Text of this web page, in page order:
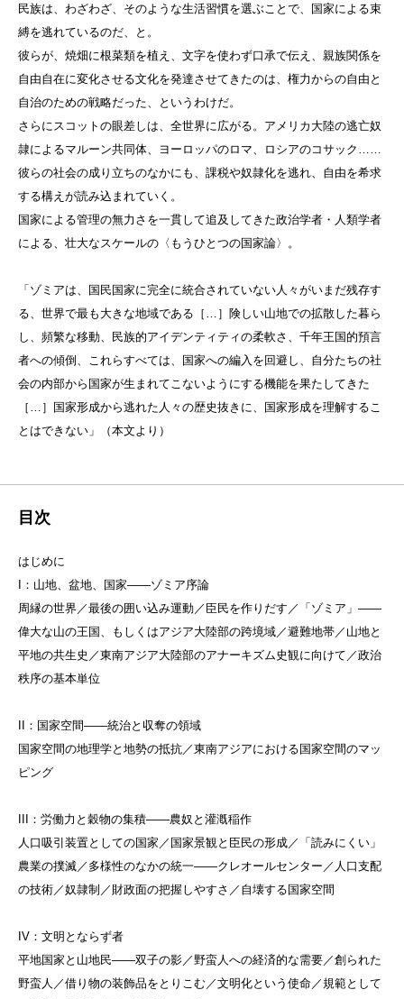
民族は、わざわざ、そのような生活習慣を選ぶことで、国家による束
縛を逃れているのだ、と。
彼らが、焼畑に根菜類を植え、文字を使わず口承で伝え、親族関係を
自由自在に変化させる文化を発達させてきたのは、権力からの自由と
自治のための戦略だった、というわけだ。
さらにスコットの眼差しは、全世界に広がる。アメリカ大陸の逃亡奴
隷によるマルーン共同体、ヨーロッパのロマ、ロシアのコサック……
彼らの社会の成り立ちのなかにも、課税や奴隷化を逃れ、自由を希求
する構えが読み込まれていく。
国家による管理の無力さを一貫して追及してきた政治学者・人類学者
による、壮大なスケールの〈もうひとつの国家論〉。
「ゾミアは、国民国家に完全に統合されていない人々がいまだ残存す
る、世界で最も大きな地域である［…］険しい山地での拡散した暮ら
し、頻繁な移動、民族的アイデンティティの柔軟さ、千年王国的預言
者への傾倒、これらすべては、国家への編入を回避し、自分たちの社
会の内部から国家が生まれてこないようにする機能を果たしてきた
［…］国家形成から逃れた人々の歴史抜きに、国家形成を理解するこ
とはできない」（本文より）
目次
はじめに
I：山地、盆地、国家——ゾミア序論
周縁の世界／最後の囲い込み運動／臣民を作りだす／「ゾミア」——
偉大な山の王国、もしくはアジア大陸部の跨境域／避難地帯／山地と
平地の共生史／東南アジア大陸部のアナーキズム史観に向けて／政治
秩序の基本単位
II：国家空間——統治と収奪の領域
国家空間の地理学と地勢の抵抗／東南アジアにおける国家空間のマッ
ピング
III：労働力と穀物の集積——農奴と灌漑稲作
人口吸引装置としての国家／国家景観と臣民の形成／「読みにくい」
農業の撲滅／多様性のなかの統一——クレオールセンター／人口支配
の技術／奴隷制／財政面の把握しやすさ／自壊する国家空間
IV：文明とならず者
平地国家と山地民——双子の影／野蛮人への経済的な需要／創られた
野蛮人／借り物の装飾品をとりこむ／文明化という使命／規範として